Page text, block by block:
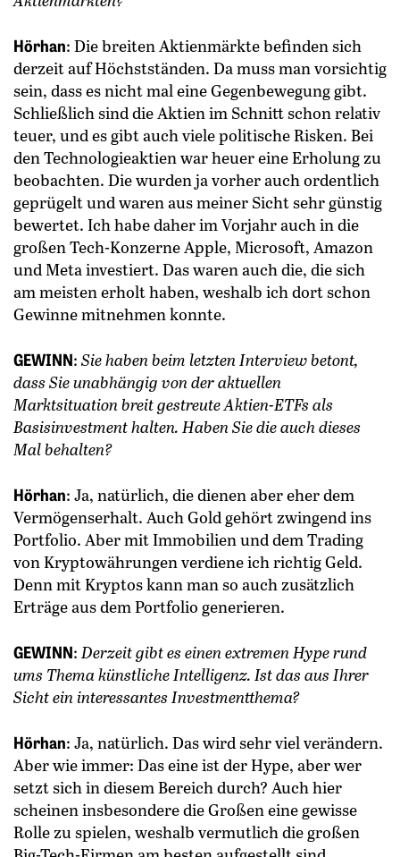
Hörhan: Die breiten Aktienmärkte befinden sich
derzeit auf Höchstständen. Da muss man vorsichtig
sein, dass es nicht mal eine Gegen­bewegung gibt.
Schließlich sind die Aktien im Schnitt schon relativ
teuer, und es gibt auch viele ­politische Risken. Bei
den Techno­logieaktien war heuer eine Erholung zu
beobachten. Die wurden ja vorher auch ordentlich
geprügelt und waren aus meiner Sicht sehr günstig
be­wertet. Ich habe daher im Vorjahr auch in die
großen Tech-Konzerne Apple, Microsoft, Amazon
und Meta investiert. Das waren auch die, die sich
am meisten erholt haben, weshalb ich dort schon
Gewinne mitnehmen konnte.
GEWINN: Sie haben beim letzten Interview betont,
dass Sie unabhängig von der aktuellen
Marktsituation breit gestreute Aktien-ETFs als
Basisinvestment halten. Haben Sie die auch dieses
Mal behalten?
Hörhan: Ja, natürlich, die dienen aber eher dem
Vermögenserhalt. Auch Gold gehört zwingend ins
Portfolio. Aber mit Immobilien und dem Trading
von Kryptowährungen verdiene ich richtig Geld.
Denn mit Kryptos kann man so auch zusätzlich
Erträge aus dem Portfolio generieren.
GEWINN: Derzeit gibt es einen extremen Hype rund
ums Thema künstliche Intelligenz. Ist das aus Ihrer
Sicht ein interessantes Investmentthema?
Hörhan: Ja, natürlich. Das wird sehr viel verändern.
Aber wie immer: Das eine ist der Hype, aber wer
setzt sich in diesem Bereich durch? Auch hier
scheinen insbesondere die Großen ­eine gewisse
Rolle zu spielen, weshalb vermutlich die großen